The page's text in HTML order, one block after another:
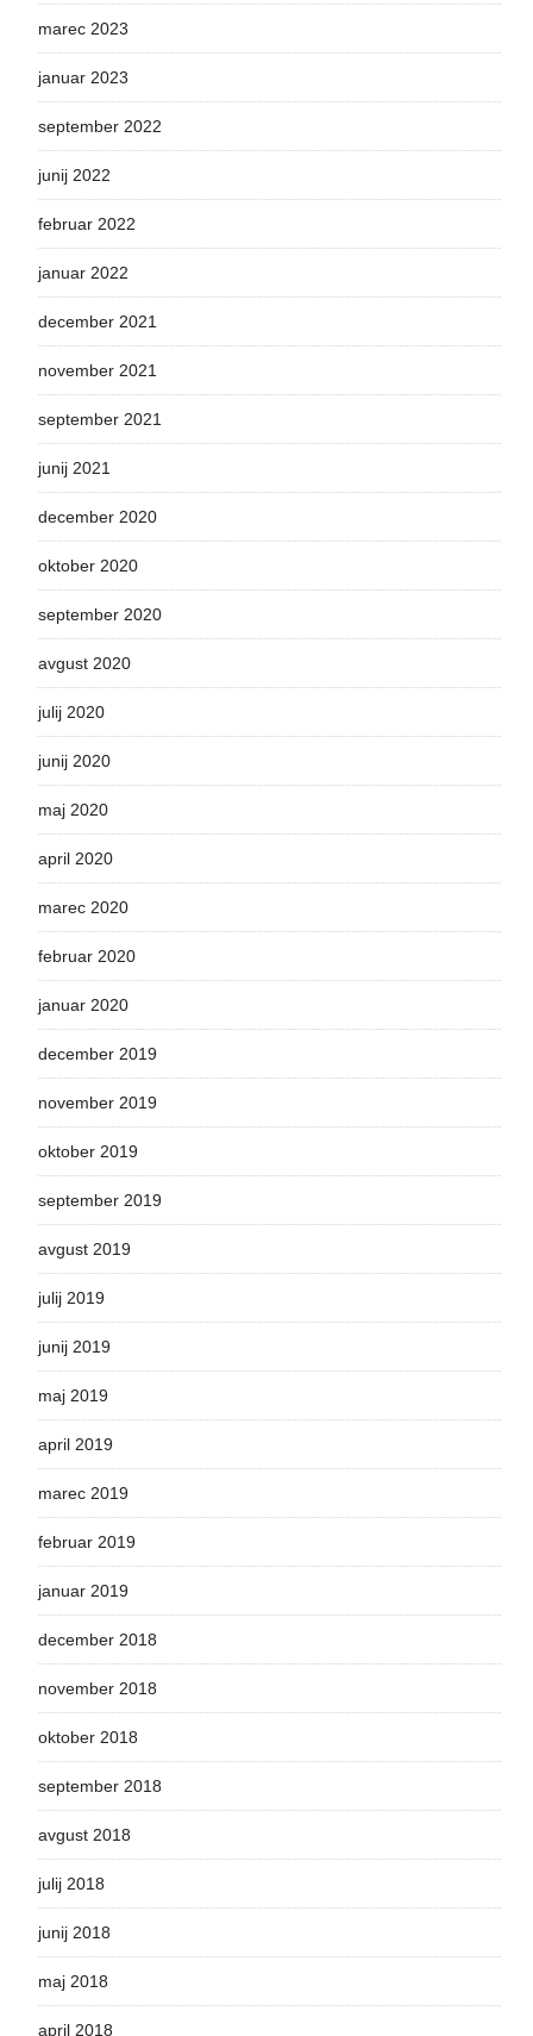
marec 2023
januar 2023
september 2022
junij 2022
februar 2022
januar 2022
december 2021
november 2021
september 2021
junij 2021
december 2020
oktober 2020
september 2020
avgust 2020
julij 2020
junij 2020
maj 2020
april 2020
marec 2020
februar 2020
januar 2020
december 2019
november 2019
oktober 2019
september 2019
avgust 2019
julij 2019
junij 2019
maj 2019
april 2019
marec 2019
februar 2019
januar 2019
december 2018
november 2018
oktober 2018
september 2018
avgust 2018
julij 2018
junij 2018
maj 2018
april 2018